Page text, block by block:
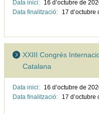
Data inici: 16 d’octubre de
Data finalització:
17 d’octubre
XXIII Congrés
Catalana
Data inici: 16 d’octubre de
Data finalització:
17 d’octubre